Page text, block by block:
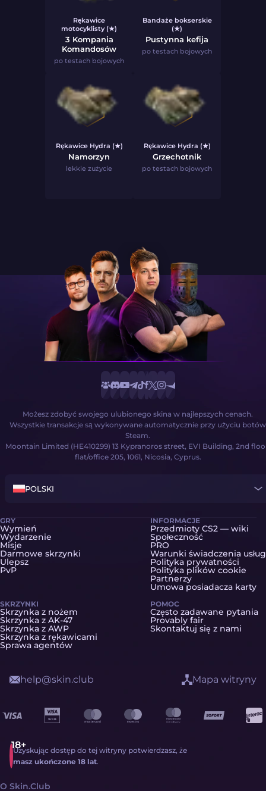
Rękawice
motocyklisty (★)
3 Kompania
Komandosów
po testach bojowych
Bandaże bokserskie
(★)
Pustynna kefija
po testach bojowych
Rękawice Hydra (★)
Namorzyn
lekkie zużycie
Rękawice Hydra (★)
Grzechotnik
po testach bojowych
Możesz zdobyć swojego ulubionego skina w najlepszych cenach.
Wszystkie transakcje są wykonywane automatycznie przy użyciu botów
Steam.
Moontain Limited (HE410299) 13 Kypranoros street, EVI Building, 2nd
flat/office 205, 1061, Nicosia, Cyprus.
POLSKI
GRY
Wymień
Wydarzenie
Misje
Darmowe skrzynki
Ulepsz
PvP
SKRZYNKI
Skrzynka z nożem
Skrzynka z AK-47
Skrzynka z AWP
Skrzynka z rękawicami
Sprawa agentów
INFORMACJE
Przedmioty CS2 — wiki
Społeczność
PRO
Warunki świadczenia usług
Polityka prywatności
Polityka plików cookie
Partnerzy
Umowa posiadacza karty
POMOC
Często zadawane pytania
Provably fair
Skontaktuj się z nami
Uzyskując dostęp do tej witryny potwierdzasz, że
masz ukończone 18 lat.
help@skin.club Mapa witryny
O Skin.Club